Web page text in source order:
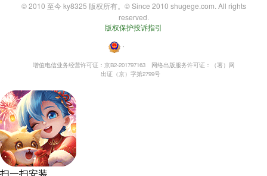
© 2010 至今 ky8325 版权所有。© Since 2010 shugege.com. All rights
reserved.
版权保护投诉指引
・
增值电信业务经营许可证：京B2-201797163
网络出版服务许可证：（署）网
出证（京）字第2799号